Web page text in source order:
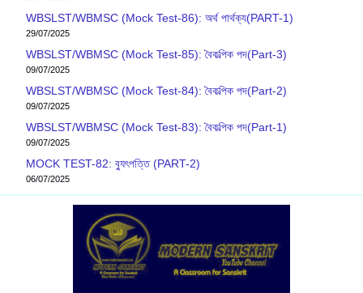
WBSLST/WBMSC (Mock Test-86): অর্থ পার্থক্য(PART-1)
29/07/2025
WBSLST/WBMSC (Mock Test-85): বৈকল্পিক পদ(Part-3)
09/07/2025
WBSLST/WBMSC (Mock Test-84): বৈকল্পিক পদ(Part-2)
09/07/2025
WBSLST/WBMSC (Mock Test-83): বৈকল্পিক পদ(Part-1)
09/07/2025
MOCK TEST-82: ব‍্যুৎপত্তি (PART-2)
06/07/2025